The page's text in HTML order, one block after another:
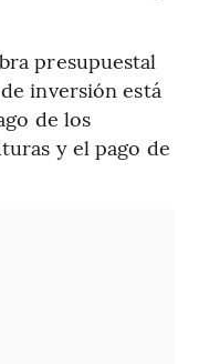
presupuestal
inversión está
de los
y el pago de